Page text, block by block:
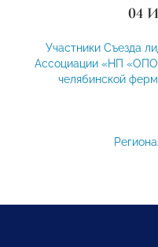
04
Участники Съезда
Ассоциации «НП
челябинской